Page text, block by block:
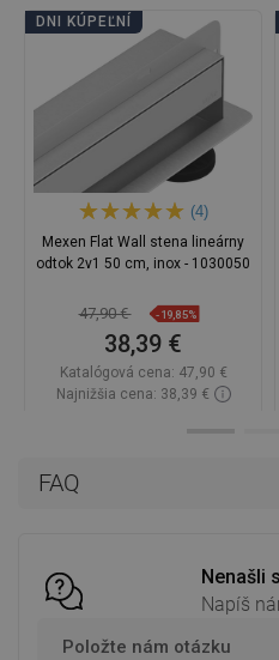
FAQ
Nenašli
Napíš
Položte nám otázku
DNI KÚPEĽNÍ
(4)
Mexen Flat Wall stena lineárny
odtok 2v1 50 cm, inox - 1030050
47,90 € -19,85%
38,39 €
Katalógová cena: 47,90 €
Najnižšia cena: 38,39 €